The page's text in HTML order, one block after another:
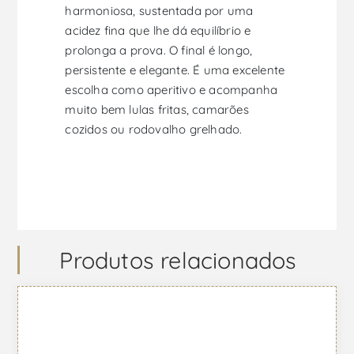
harmoniosa, sustentada por uma
acidez fina que lhe dá equilíbrio e
prolonga a prova. O final é longo,
persistente e elegante. É uma excelente
escolha como aperitivo e acompanha
muito bem lulas fritas, camarões
cozidos ou rodovalho grelhado.
Produtos relacionados